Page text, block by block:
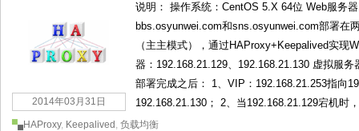
2014年03月31日
说明： 操作系统：CentOS 5.X 64位 Web服务
bbs.osyunwei.com和sns.osyunwei.com部署在
（主主模式），通过HAProxy+Keepalived实
器：192.168.21.129、192.168.21.130 虚拟服
部署完成之后： 1、VIP：192.168.21.253指向
192.168.21.130； 2、当192.168.21.129宕机时
HAProxy, Keepalived , 负载均衡